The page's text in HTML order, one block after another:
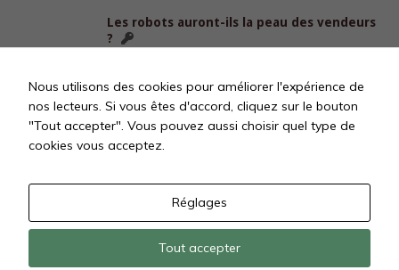
Les robots auront-ils la peau des vendeurs
?
« 1 … 11 12 13
Nous utilisons des cookies pour améliorer l'expérience de
nos lecteurs. Si vous êtes d'accord, cliquez sur le bouton
"Tout accepter". Vous pouvez aussi choisir quel type de
cookies vous acceptez.
Réglages
Tout accepter